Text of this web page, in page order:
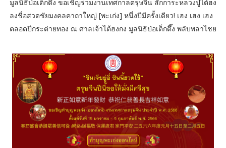
มูลนิธิป่อเต็กตึ๊ง ขอเชิญร่วมงานเทศกาลตรุษจีน สักการะหลวงปู่ไต้ฮง
ลงชื่อสวดชัยมงคลคาถาใหญ่ [พะเก่ง] หนึ่งปีมีครั้งเดียว! เฮง เฮง เฮง
ตลอดปีกระต่ายทอง ณ ศาลเจ้าไต้ฮงกง มูลนิธิป่อเต็กตึ๊ง พลับพลาไชย